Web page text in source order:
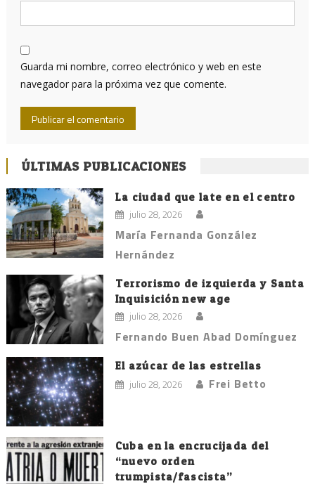
Guarda mi nombre, correo electrónico y web en este
navegador para la próxima vez que comente.
ÚLTIMAS PUBLICACIONES
La ciudad que late en el centro
julio 28, 2026
María Fernanda González
Hernández
Terrorismo de izquierda y Santa
Inquisición new age
julio 28, 2026
Fernando Buen Abad Domínguez
El azúcar de las estrellas
julio 28, 2026 Frei Betto
Cuba en la encrucijada del
“nuevo orden
trumpista/fascista”